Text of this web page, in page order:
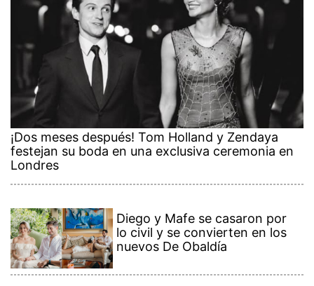
¡Dos meses después! Tom Holland y Zendaya
festejan su boda en una exclusiva ceremonia en
Londres
Diego y Mafe se casaron por
lo civil y se convierten en los
nuevos De Obaldía